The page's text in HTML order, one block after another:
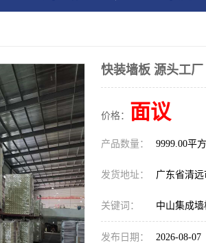
快装墙板 源头工
价格： 面议
产品数量： 9999.00平方
发货地址： 广东省清
关键词： 中山集成墙
发布日期： 2026-08-07